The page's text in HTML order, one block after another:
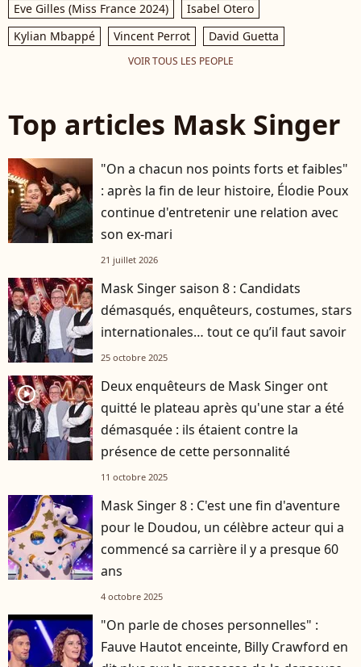
Eve Gilles (Miss France 2024)
Isabel Otero
Kylian Mbappé
Vincent Perrot David Guetta
VOIR TOUS LES PEOPLE
Top articles Mask Singer
"On a chacun nos points forts et faibles"
: après la fin de leur histoire, Élodie Poux
continue d'entretenir une relation avec
son ex-mari
21 juillet 2026
Mask Singer saison 8 : Candidats
démasqués, enquêteurs, costumes, stars
internationales… tout ce qu’il faut savoir
25 octobre 2025
player2
Deux enquêteurs de Mask Singer ont
quitté le plateau après qu'une star a été
démasquée : ils étaient contre la
présence de cette personnalité
11 octobre 2025
Mask Singer 8 : C'est une fin d'aventure
pour le Doudou, un célèbre acteur qui a
commencé sa carrière il y a presque 60
ans
4 octobre 2025
"On parle de choses personnelles" :
Fauve Hautot enceinte, Billy Crawford en